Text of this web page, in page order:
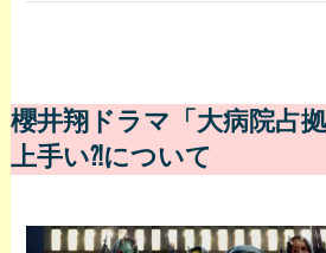
櫻井翔ドラマ「大病院占
上手い⁈について